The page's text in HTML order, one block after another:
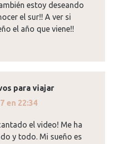
estoy deseando
el sur!! A ver si
el año que viene!!
para viajar
en 22:34
el video! Me ha
y todo. Mi sueño es